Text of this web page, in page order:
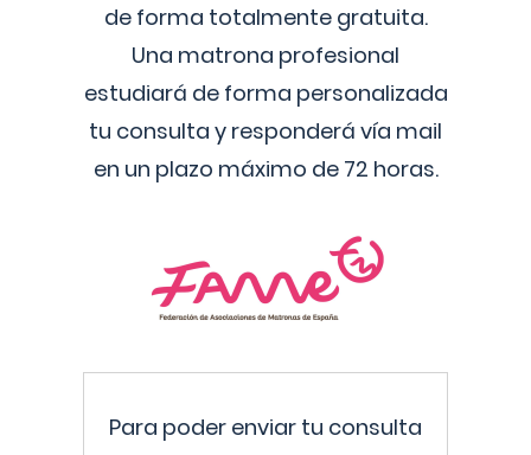
de forma totalmente gratuita.
Una matrona profesional
estudiará de forma personalizada
tu consulta y responderá vía mail
en un plazo máximo de 72 horas.
Para poder enviar tu consulta